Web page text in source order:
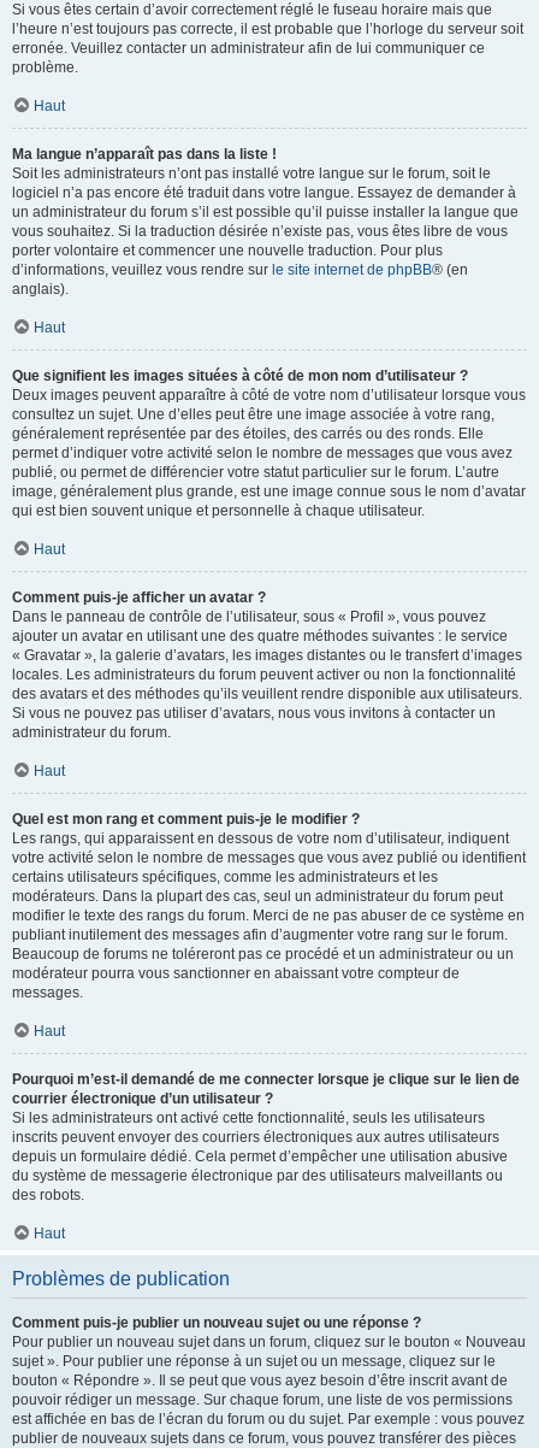
Si vous êtes certain d’avoir correctement réglé le fuseau horaire mais que
l’heure n’est toujours pas correcte, il est probable que l’horloge du serveur soit
erronée. Veuillez contacter un administrateur afin de lui communiquer ce
problème.
Haut
Ma langue n’apparaît pas dans la liste !
Soit les administrateurs n’ont pas installé votre langue sur le forum, soit le
logiciel n’a pas encore été traduit dans votre langue. Essayez de demander à
un administrateur du forum s’il est possible qu’il puisse installer la langue que
vous souhaitez. Si la traduction désirée n’existe pas, vous êtes libre de vous
porter volontaire et commencer une nouvelle traduction. Pour plus
d’informations, veuillez vous rendre sur le site internet de phpBB® (en
anglais).
Haut
Que signifient les images situées à côté de mon nom d’utilisateur ?
Deux images peuvent apparaître à côté de votre nom d’utilisateur lorsque vous
consultez un sujet. Une d’elles peut être une image associée à votre rang,
généralement représentée par des étoiles, des carrés ou des ronds. Elle
permet d’indiquer votre activité selon le nombre de messages que vous avez
publié, ou permet de différencier votre statut particulier sur le forum. L’autre
image, généralement plus grande, est une image connue sous le nom d’avatar
qui est bien souvent unique et personnelle à chaque utilisateur.
Haut
Comment puis-je afficher un avatar ?
Dans le panneau de contrôle de l’utilisateur, sous « Profil », vous pouvez
ajouter un avatar en utilisant une des quatre méthodes suivantes : le service
« Gravatar », la galerie d’avatars, les images distantes ou le transfert d’images
locales. Les administrateurs du forum peuvent activer ou non la fonctionnalité
des avatars et des méthodes qu’ils veuillent rendre disponible aux utilisateurs.
Si vous ne pouvez pas utiliser d’avatars, nous vous invitons à contacter un
administrateur du forum.
Haut
Quel est mon rang et comment puis-je le modifier ?
Les rangs, qui apparaissent en dessous de votre nom d’utilisateur, indiquent
votre activité selon le nombre de messages que vous avez publié ou identifient
certains utilisateurs spécifiques, comme les administrateurs et les
modérateurs. Dans la plupart des cas, seul un administrateur du forum peut
modifier le texte des rangs du forum. Merci de ne pas abuser de ce système en
publiant inutilement des messages afin d’augmenter votre rang sur le forum.
Beaucoup de forums ne toléreront pas ce procédé et un administrateur ou un
modérateur pourra vous sanctionner en abaissant votre compteur de
messages.
Haut
Pourquoi m’est-il demandé de me connecter lorsque je clique sur le lien de
courrier électronique d’un utilisateur ?
Si les administrateurs ont activé cette fonctionnalité, seuls les utilisateurs
inscrits peuvent envoyer des courriers électroniques aux autres utilisateurs
depuis un formulaire dédié. Cela permet d’empêcher une utilisation abusive
du système de messagerie électronique par des utilisateurs malveillants ou
des robots.
Haut
Problèmes de publication
Comment puis-je publier un nouveau sujet ou une réponse ?
Pour publier un nouveau sujet dans un forum, cliquez sur le bouton « Nouveau
sujet ». Pour publier une réponse à un sujet ou un message, cliquez sur le
bouton « Répondre ». Il se peut que vous ayez besoin d’être inscrit avant de
pouvoir rédiger un message. Sur chaque forum, une liste de vos permissions
est affichée en bas de l’écran du forum ou du sujet. Par exemple : vous pouvez
publier de nouveaux sujets dans ce forum, vous pouvez transférer des pièces